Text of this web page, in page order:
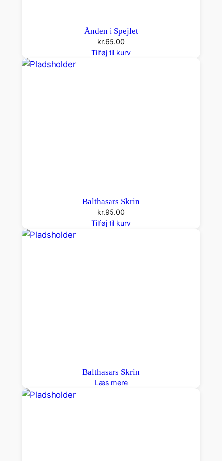
Ånden i Spejlet
kr.65.00
Tilføj til kurv
Balthasars Skrin
kr.95.00
Tilføj til kurv
Balthasars Skrin
Læs mere